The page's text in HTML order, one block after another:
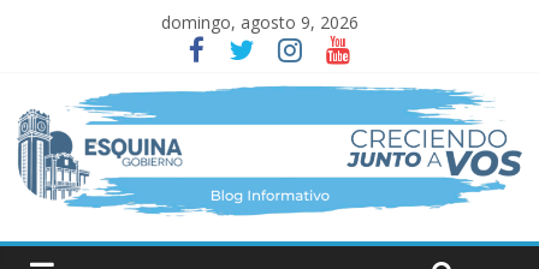
domingo, agosto 9, 2026